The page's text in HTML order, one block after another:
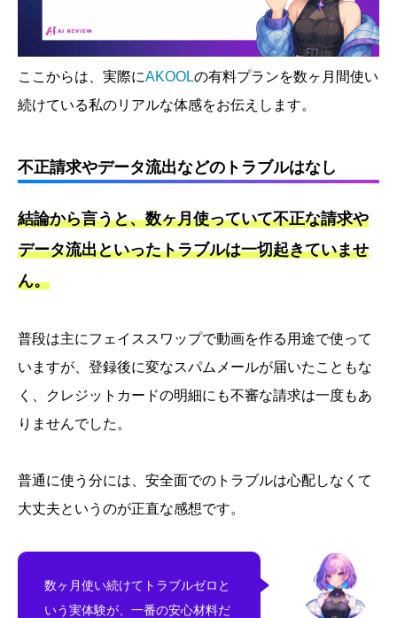
ここからは、実際にAKOOLの有料プランを数ヶ月間使い
続けている私のリアルな体感をお伝えします。
不正請求やデータ流出などのトラブルはなし
結論から言うと、数ヶ月使っていて不正な請求や
データ流出といったトラブルは一切起きていませ
ん。
普段は主にフェイススワップで動画を作る用途で使って
いますが、登録後に変なスパムメールが届いたこともな
く、クレジットカードの明細にも不審な請求は一度もあ
りませんでした。
普通に使う分には、安全面でのトラブルは心配しなくて
大丈夫というのが正直な感想です。
数ヶ月使い続けてトラブルゼロと
いう実体験が、一番の安心材料だ